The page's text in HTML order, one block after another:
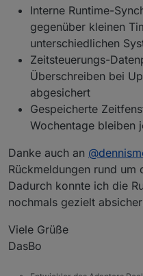
Interne Runtime-
gegenüber kleinen
unterschiedlichen
Zeitsteuerungs-
Überschreiben bei
abgesichert
Gespeicherte
Wochentage bleiben
Danke auch an @
Rückmeldungen rund um
Dadurch konnte ich die
nochmals gezielt
Viele Grüße
DasBo